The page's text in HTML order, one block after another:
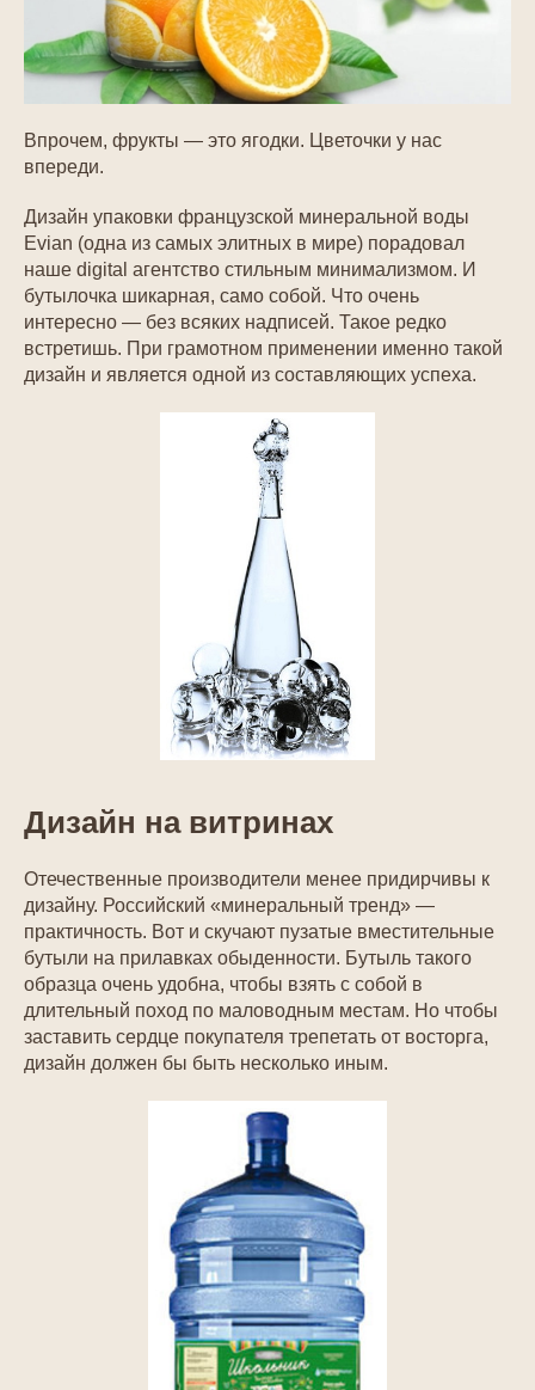
Впрочем, фрукты — это ягодки. Цветочки у нас
впереди.
Дизайн упаковки французской минеральной воды
Evian (одна из самых элитных в мире) порадовал
наше digital агентство стильным минимализмом. И
бутылочка шикарная, само собой. Что очень
интересно — без всяких надписей. Такое редко
встретишь. При грамотном применении именно такой
дизайн и является одной из составляющих успеха.
Дизайн на витринах
Отечественные производители менее придирчивы к
дизайну. Российский «минеральный тренд» —
практичность. Вот и скучают пузатые вместительные
бутыли на прилавках обыденности. Бутыль такого
образца очень удобна, чтобы взять с собой в
длительный поход по маловодным местам. Но чтобы
заставить сердце покупателя трепетать от восторга,
дизайн должен бы быть несколько иным.